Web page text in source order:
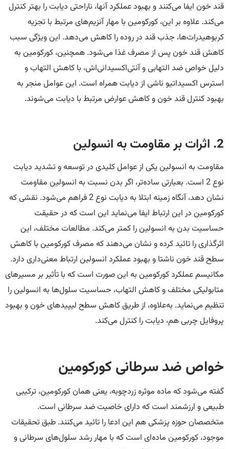
قند خون ایفا می‌کنند و بهبود عملکرد آنها، ناراحتی دیابت را بهتر کنترل
می‌کند. علاوه بر این، کورکومین با مهار آنزیم‌های مرتبط با تجزیه
کربوهیدرات‌ها، جذب قند در روده را کاهش می‌دهد. این ویژگی سبب
کاهش قند خون پس از مصرف غذا می‌شود. همچنین، کورکومین به
دلیل خواص ضد التهابی و آنتی‌اکسیدانی‌اش، با کاهش التهاب و
استرس اکسیداتیو ناشی از دیابت همراه است. این عوامل منجر به
بهبود کنترل قند خون و کاهش عوارض مرتبط با دیابت می‌شوند.
2. اثرات بر مقاومت به انسولین
مقاومت به انسولین یکی از عوامل کلیدی در توسعه و تشدید دیابت
نوع 2 است. بعبارتی ساده‌تر، اگر بدن نسبت به انسولین مقاومت
نشان دهد، آنگاه زمینه ابتلا به دیابت نوع 2 فراهم می‌شود. نقشی که
کورکومین در این ارتباط ایفا می‌نماید این است که در حقیقت
حساسیت بدن به انسولین را کمتر می‌کند. مطالعات مختلف، این
اثرگذاری را تائید کرده و نشان می‌دهند که مصرف کورکومین با کاهش
سطح قند خون ناشتا و بهبود عملکرد انسولین ارتباط معنی‌داری دارد.
مکانیسم عملکرد کورکومین به این صورت است که با تأثیر بر مسیرهای
متابولیکی مختلف و کاهش التهاب، حساسیت سلول‌ها به انسولین را
تنظیم می‌نماید. به‌علاوه، از طریق کاهش سطح لیپیدهای خون و بهبود
پروفایل چربی هم، دیابت را کنترل می‌کند.
خواص ضد سرطانی کورکومین
گفته می‌شود که ماده موثره زردچوبه، یعنی همان کورکومین، ترکیبی
طبیعی و ارزشمند است که دارای خاصیت ضد سرطانی است.
متخصصان حوزه پزشکی هم این ادعا را تائید می‌کنند. طبق تحقیقات
موجود، کورکومین ماده‌ای است که با مهار رشد سلول‌های سرطانی و